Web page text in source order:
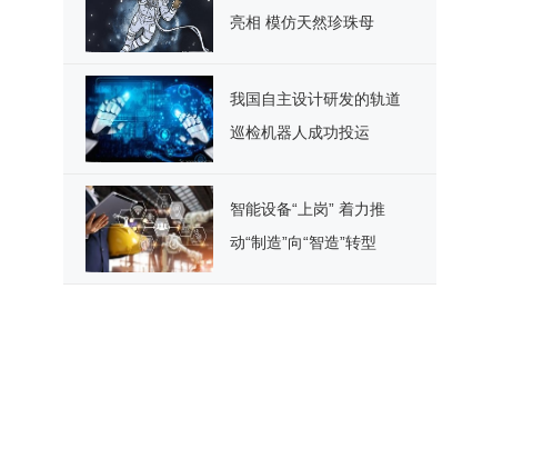
亮相 模仿天然珍珠母
我国自主设计研发的轨道
巡检机器人成功投运
智能设备“上岗” 着力推
动“制造”向“智造”转型